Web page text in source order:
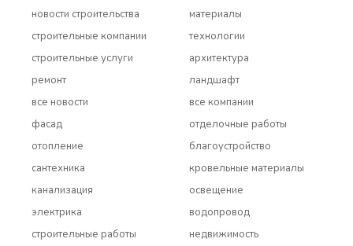
новости строительства
строительные компании
строительные услуги
ремонт
все новости
материалы
технологии
архитектура
ландшафт
все компании
фасад
отопление
сантехника
канализация
электрика
строительные работы
отделочные работы
благоустройство
кровельные материалы
освещение
водопровод
недвижимость